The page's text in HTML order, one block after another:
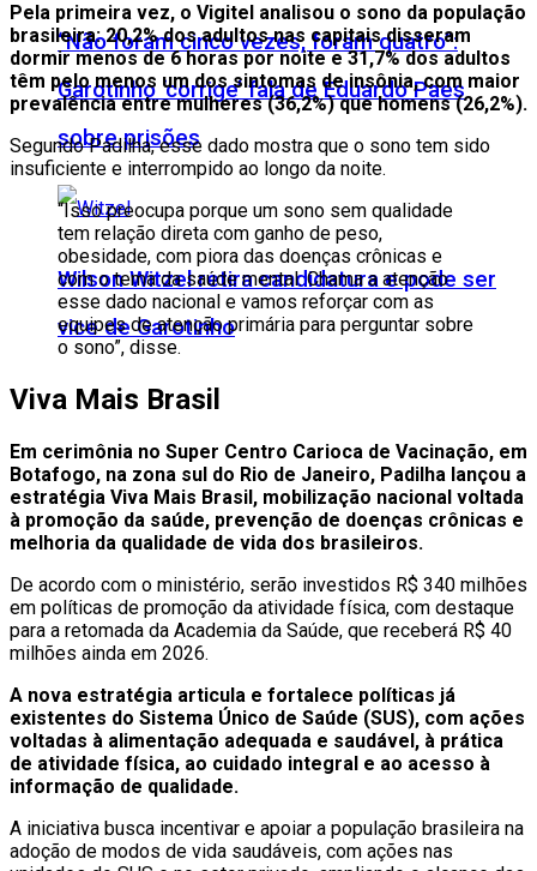
“Não foram cinco vezes, foram quatro”:
Garotinho ‘corrige’ fala de Eduardo Paes
sobre prisões
Wilson Witzel retira candidatura e pode ser
vice de Garotinho
Pela primeira vez, o Vigitel analisou o sono da população
brasileira: 20,2% dos adultos nas capitais disseram
dormir menos de 6 horas por noite e 31,7% dos adultos
têm pelo menos um dos sintomas de insônia, com maior
prevalência entre mulheres (36,2%) que homens (26,2%).
Segundo Padilha, esse dado mostra que o sono tem sido
insuficiente e interrompido ao longo da noite.
“Isso preocupa porque um sono sem qualidade
tem relação direta com ganho de peso,
obesidade, com piora das doenças crônicas e
com o tema da saúde mental. Chama a atenção
esse dado nacional e vamos reforçar com as
equipes de atenção primária para perguntar sobre
o sono”, disse.
Viva Mais Brasil
Em cerimônia no Super Centro Carioca de Vacinação, em
Botafogo, na zona sul do Rio de Janeiro, Padilha lançou a
estratégia Viva Mais Brasil, mobilização nacional voltada
à promoção da saúde, prevenção de doenças crônicas e
melhoria da qualidade de vida dos brasileiros.
De acordo com o ministério, serão investidos R$ 340 milhões
em políticas de promoção da atividade física, com destaque
para a retomada da Academia da Saúde, que receberá R$ 40
milhões ainda em 2026.
A nova estratégia articula e fortalece políticas já
existentes do Sistema Único de Saúde (SUS), com ações
voltadas à alimentação adequada e saudável, à prática
de atividade física, ao cuidado integral e ao acesso à
informação de qualidade.
A iniciativa busca incentivar e apoiar a população brasileira na
adoção de modos de vida saudáveis, com ações nas